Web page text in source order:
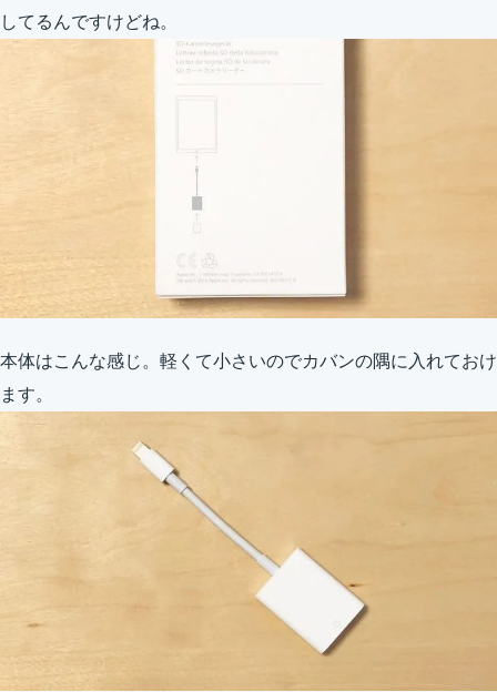
してるんですけどね。
本体はこんな感じ。軽くて小さいのでカバンの隅に入れておけ
ます。